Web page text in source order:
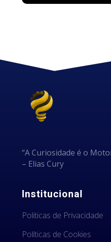
“A Curiosidade é o
– Elias Cury
Institucional
Politicas de Privacidade
Políticas de Cookies